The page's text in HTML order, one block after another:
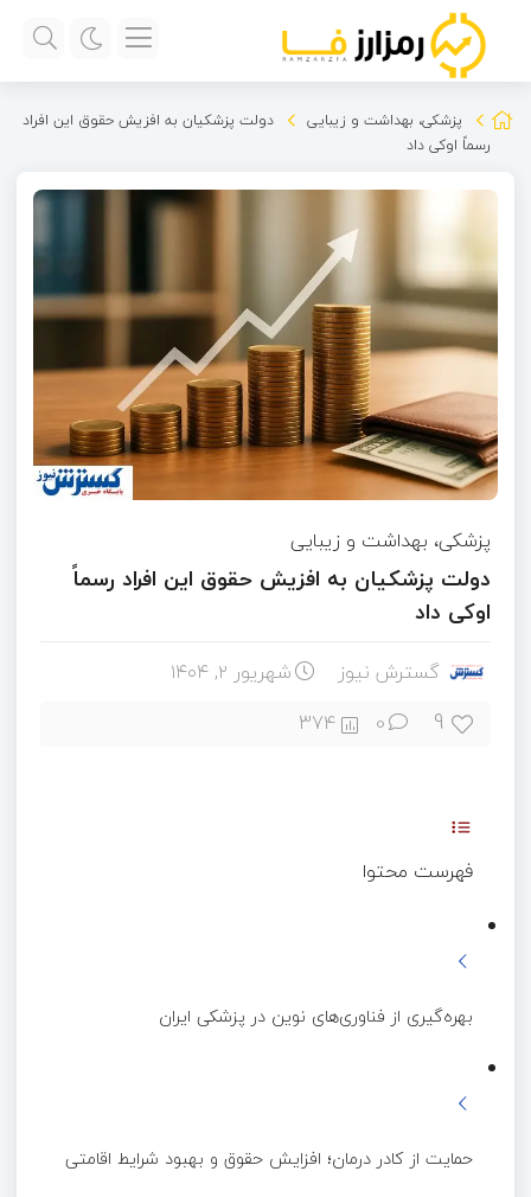
پزشکی، بهداشت و زیبایی
دولت پزشکیان به افزیش حقوق این افراد
رسماً اوکی داد
پزشکی، بهداشت و زیبایی
دولت پزشکیان به افزیش حقوق این افراد رسماً
اوکی داد
گسترش نیوز شهریور ۲, ۱۴۰۴
9
0
374
فهرست محتوا
بهره‌گیری از فناوری‌های نوین در پزشکی ایران
حمایت از کادر درمان؛ افزایش حقوق و بهبود شرایط اقامتی